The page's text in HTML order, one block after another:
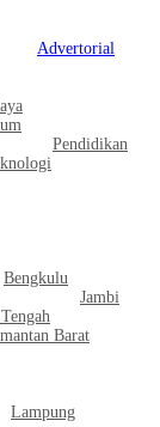
Advertorial
Pendidikan
Bengkulu
Jambi
Barat
Lampung